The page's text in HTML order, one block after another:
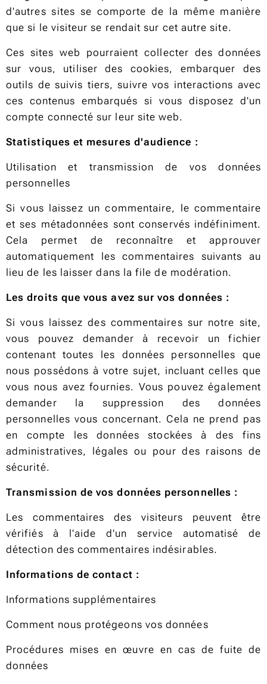
d'autres sites se comporte de la même manière
que si le visiteur se rendait sur cet autre site.
Ces sites web pourraient collecter des données
sur vous, utiliser des cookies, embarquer des
outils de suivis tiers, suivre vos interactions avec
ces contenus embarqués si vous disposez d'un
compte connecté sur leur site web.
Statistiques et mesures d'audience :
Utilisation et transmission de vos données
personnelles
Si vous laissez un commentaire, le commentaire
et ses métadonnées sont conservés indéfiniment.
Cela permet de reconnaître et approuver
automatiquement les commentaires suivants au
lieu de les laisser dans la file de modération.
Les droits que vous avez sur vos données :
Si vous laissez des commentaires sur notre site,
vous pouvez demander à recevoir un fichier
contenant toutes les données personnelles que
nous possédons à votre sujet, incluant celles que
vous nous avez fournies. Vous pouvez également
demander la suppression des données
personnelles vous concernant. Cela ne prend pas
en compte les données stockées à des fins
administratives, légales ou pour des raisons de
sécurité.
Transmission de vos données personnelles :
Les commentaires des visiteurs peuvent être
vérifiés à l'aide d'un service automatisé de
détection des commentaires indésirables.
Informations de contact :
Informations supplémentaires
Comment nous protégeons vos données
Procédures mises en œuvre en cas de fuite de
données